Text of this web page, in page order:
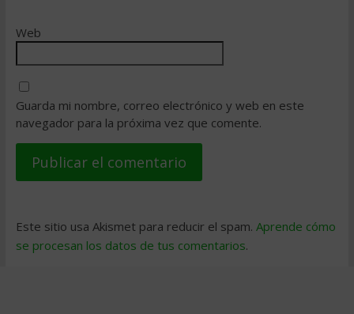
Web
Guarda mi nombre, correo electrónico y web en este
navegador para la próxima vez que comente.
Este sitio usa Akismet para reducir el spam. Aprende cómo
se procesan los datos de tus comentarios.